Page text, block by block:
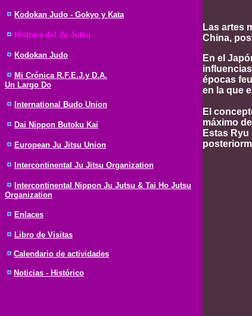
Kodokan Judo - Gokyo y Kata
Historia del Ju Jutsu
Kodokan Judo
Mi Crónica R.F.E.J.y D.A.
Un Largo Do
International Budo Union
Dai Nippon Butoku Kai
European Ju Jitsu Union
Intercontinental Ju Jitsu Organization
Intercontinental Nippon Ju Jutsu & Tai Ho Jutsu
Organization
Enlaces
Libro de Visitas
Calendario de actividades
Noticias - Histórico
Las artes
China,
En el
épocas
en la que
El
máximo
Estas